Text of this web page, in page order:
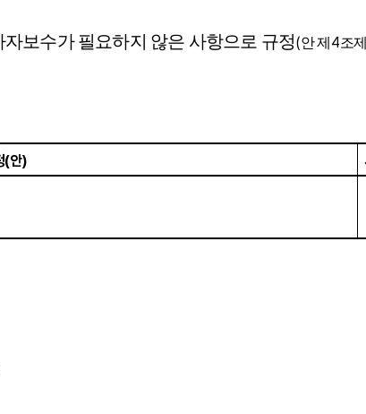
보수가 필요하지 않은 사항으로 규정(안 제 4조
(안)